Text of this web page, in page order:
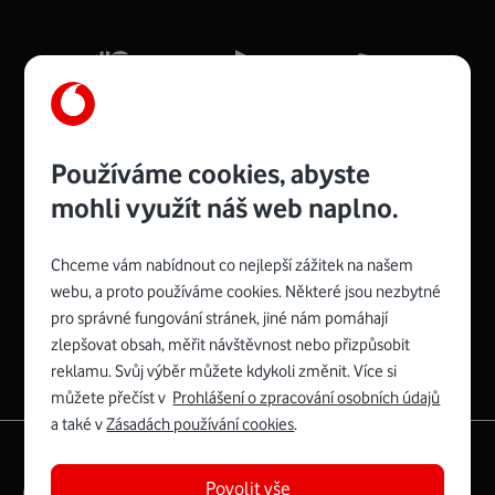
Více o COMPAL CH7465VF
Zyxel VMG8623-T50B:
Rozměry modemu jsou 16 x 22 x 7,5 cm (včetně stojánku)
a nabízí 4 gigabitové LAN porty a bezdrátové připojení Wi-
Fi ve verzích 802.11 b/g/n/ac pro frekvenci 2,4 GHz a
Mb/s.
Spojte se s Vodafonem
Používáme cookies, abyste
mohli využít náš web naplno.
Chceme vám nabídnout co nejlepší zážitek na našem
webu, a proto používáme cookies. Některé jsou nezbytné
pro správné fungování stránek, jiné nám pomáhají
zlepšovat obsah, měřit návštěvnost nebo přizpůsobit
reklamu. Svůj výběr můžete kdykoli změnit. Více si
můžete přečíst v Prohlášení o zpracování osobních údajů
a také vZásadách používání cookies.
Povolit vše